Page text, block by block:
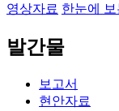
영상자료 한눈에 보
발간물
보고서
현안자료